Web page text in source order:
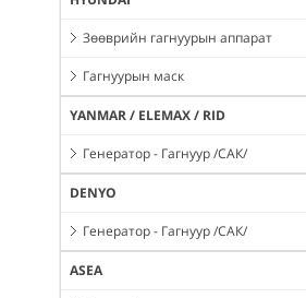
Зөөврийн гагнуурын аппарат
Гагнуурын маск
YANMAR / ELEMAX / RID
Генератор - Гагнуур /САК/
DENYO
Генератор - Гагнуур /САК/
ASEA